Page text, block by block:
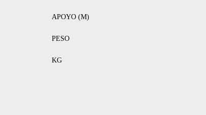
APOYO (M)
PESO
KG